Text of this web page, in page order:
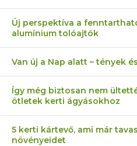
AZ ÖNELLÁTÁS 13
KEZDŐKNEK
6 LEGJOBB
ELLEN
MÁRPEDIG A
FÉLREÉRTETT
TÉRKŐ ÉS MURVA
AKI ELDOBÁLJA A
AZ EGY KÖ…
Új perspektíva a
alumínium tolóajtók
Van új a Nap alatt – tények
Így még biztosan nem
ötletek kerti ágyásokhoz
5 kerti kártevő, ami már
növényeidet